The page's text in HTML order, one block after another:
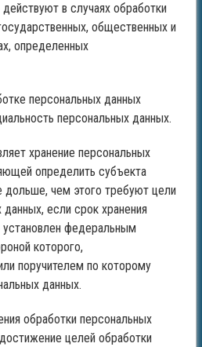
в случаях обработки
общественных и
определенных
персональных данных
персональных данных.
хранение персональных
определить субъекта
дольше, чем этого требуют цели
если срок хранения
федеральным
которого,
поручителем по которому
данных.
обработки персональных
целей обработки